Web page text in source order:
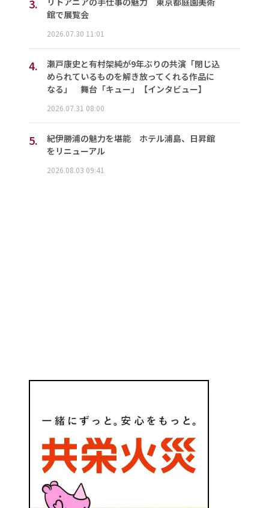
3.
館で展覧会
2026.07.30 11:01
4.
瀬戸康史と有村架純が9年ぶりの共演「閉じ込
められているものを解き放ってくれる作品に
なる」 舞台「キュー」【インタビュー】
2026.07.31 08:00
5.
紀伊勝浦の魅力を堪能 ホテル浦島、日昇館
をリニューアル
2026.08.03 09:41